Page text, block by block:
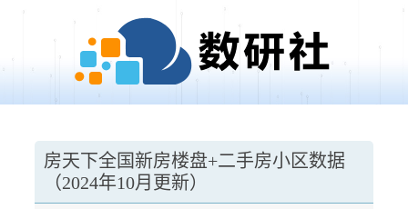
房天下全国新房楼盘+二手房小区数据
（2024年10月更新）